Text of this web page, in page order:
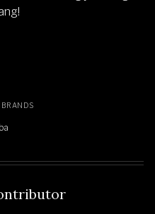
BRANDS